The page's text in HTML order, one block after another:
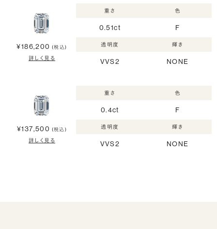
¥186,200 (税込)
詳しく見る
重さ
0.51ct
色
F
透明度
VVS2
輝き
NONE
¥137,500 (税込)
詳しく見る
重さ
0.4ct
色
F
透明度
VVS2
輝き
NONE